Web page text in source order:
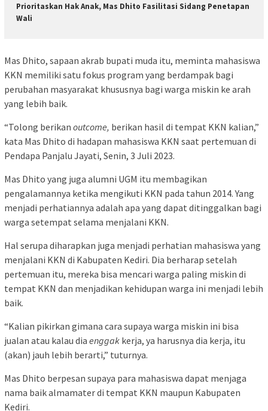
Prioritaskan Hak Anak, Mas Dhito Fasilitasi Sidang Penetapan
Wali
Mas Dhito, sapaan akrab bupati muda itu, meminta mahasiswa
KKN memiliki satu fokus program yang berdampak bagi
perubahan masyarakat khususnya bagi warga miskin ke arah
yang lebih baik.
“Tolong berikan outcome, berikan hasil di tempat KKN kalian,”
kata Mas Dhito di hadapan mahasiswa KKN saat pertemuan di
Pendapa Panjalu Jayati, Senin, 3 Juli 2023.
Mas Dhito yang juga alumni UGM itu membagikan
pengalamannya ketika mengikuti KKN pada tahun 2014. Yang
menjadi perhatiannya adalah apa yang dapat ditinggalkan bagi
warga setempat selama menjalani KKN.
Hal serupa diharapkan juga menjadi perhatian mahasiswa yang
menjalani KKN di Kabupaten Kediri. Dia berharap setelah
pertemuan itu, mereka bisa mencari warga paling miskin di
tempat KKN dan menjadikan kehidupan warga ini menjadi lebih
baik.
“Kalian pikirkan gimana cara supaya warga miskin ini bisa
jualan atau kalau dia enggak kerja, ya harusnya dia kerja, itu
(akan) jauh lebih berarti,” tuturnya.
Mas Dhito berpesan supaya para mahasiswa dapat menjaga
nama baik almamater di tempat KKN maupun Kabupaten
Kediri.